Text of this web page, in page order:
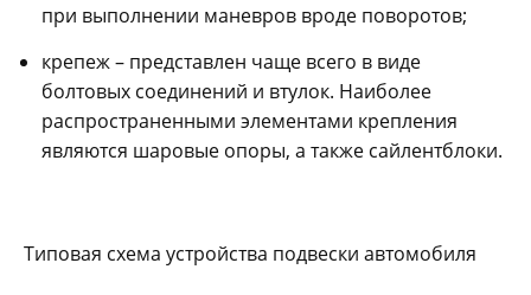
при выполнении маневров вроде поворотов;
крепеж – представлен чаще всего в виде
болтовых соединений и втулок. Наиболее
распространенными элементами крепления
являются шаровые опоры, а также сайлентблоки.
Типовая схема устройства подвески автомобиля